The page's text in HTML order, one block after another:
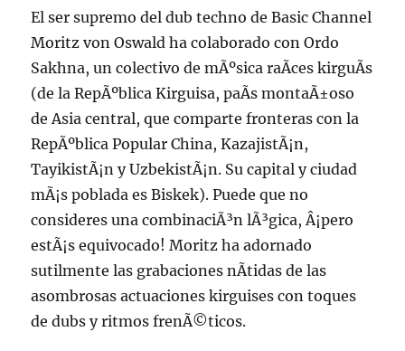
El ser supremo del dub techno de Basic Channel
Moritz von Oswald ha colaborado con Ordo
Sakhna, un colectivo de mÃºsica raÃ­ces kirguÃ­s
(de la RepÃºblica Kirguisa, paÃ­s montaÃ±oso
de Asia central, que comparte fronteras con la
RepÃºblica Popular China, KazajistÃ¡n,
TayikistÃ¡n y UzbekistÃ¡n. Su capital y ciudad
mÃ¡s poblada es Biskek). Puede que no
consideres una combinaciÃ³n lÃ³gica, Â¡pero
estÃ¡s equivocado! Moritz ha adornado
sutilmente las grabaciones nÃ­tidas de las
asombrosas actuaciones kirguises con toques
de dubs y ritmos frenÃ©ticos.